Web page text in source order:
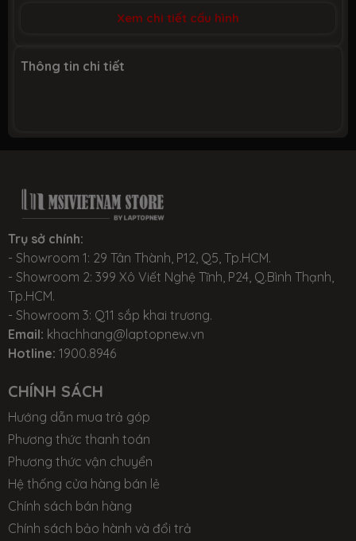
Xem chi tiết cấu hình
Thông tin chi tiết
Trụ sở chính:
- Showroom 1: 29 Tân Thành, P12, Q5, Tp.HCM.
- Showroom 2: 399 Xô Viết Nghệ Tĩnh, P24, Q.Bình Thạnh,
Tp.HCM.
- Showroom 3: Q11 sắp khai trương.
Email: khachhang@laptopnew.vn
Hotline: 1900.8946
CHÍNH SÁCH
Hướng dẫn mua trả góp
Phương thức thanh toán
Phương thức vận chuyển
Hệ thống cửa hàng bán lẻ
Chính sách bán hàng
Chính sách bảo hành và đổi trả